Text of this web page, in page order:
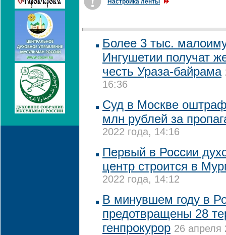
Настройка ленты
Более 3 тыс.
Ингушетии получат
честь Ураза-байрама
16:36
Суд в Москве
млн рублей за
2022 года, 14:16
Первый в России
центр строится в
2022 года, 14:12
В минувшем году в
предотвращены 28
генпрокурор 26 апреля